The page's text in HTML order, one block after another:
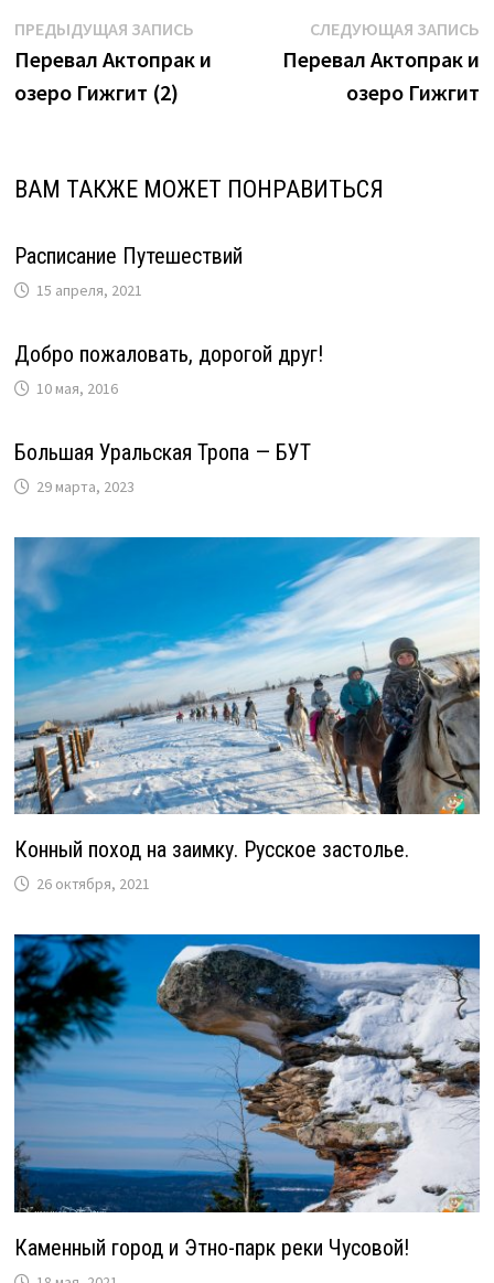
Навигация
по
записям
ПРЕДЫДУЩАЯ ЗАПИСЬПредыдущая
запись:
Перевал Актопрак и
озеро Гижгит (2)
СЛЕДУЮЩАЯ ЗАПИСЬ
Перевал Актопрак и
озеро Гижгит
ВАМ ТАКЖЕ МОЖЕТ ПОНРАВИТЬСЯ
Расписание Путешествий
15 апреля, 2021
Добро пожаловать, дорогой друг!
10 мая, 2016
Большая Уральская Тропа — БУТ
29 марта, 2023
Конный поход на заимку. Русское застолье.
26 октября, 2021
Каменный город и Этно-парк реки Чусовой!